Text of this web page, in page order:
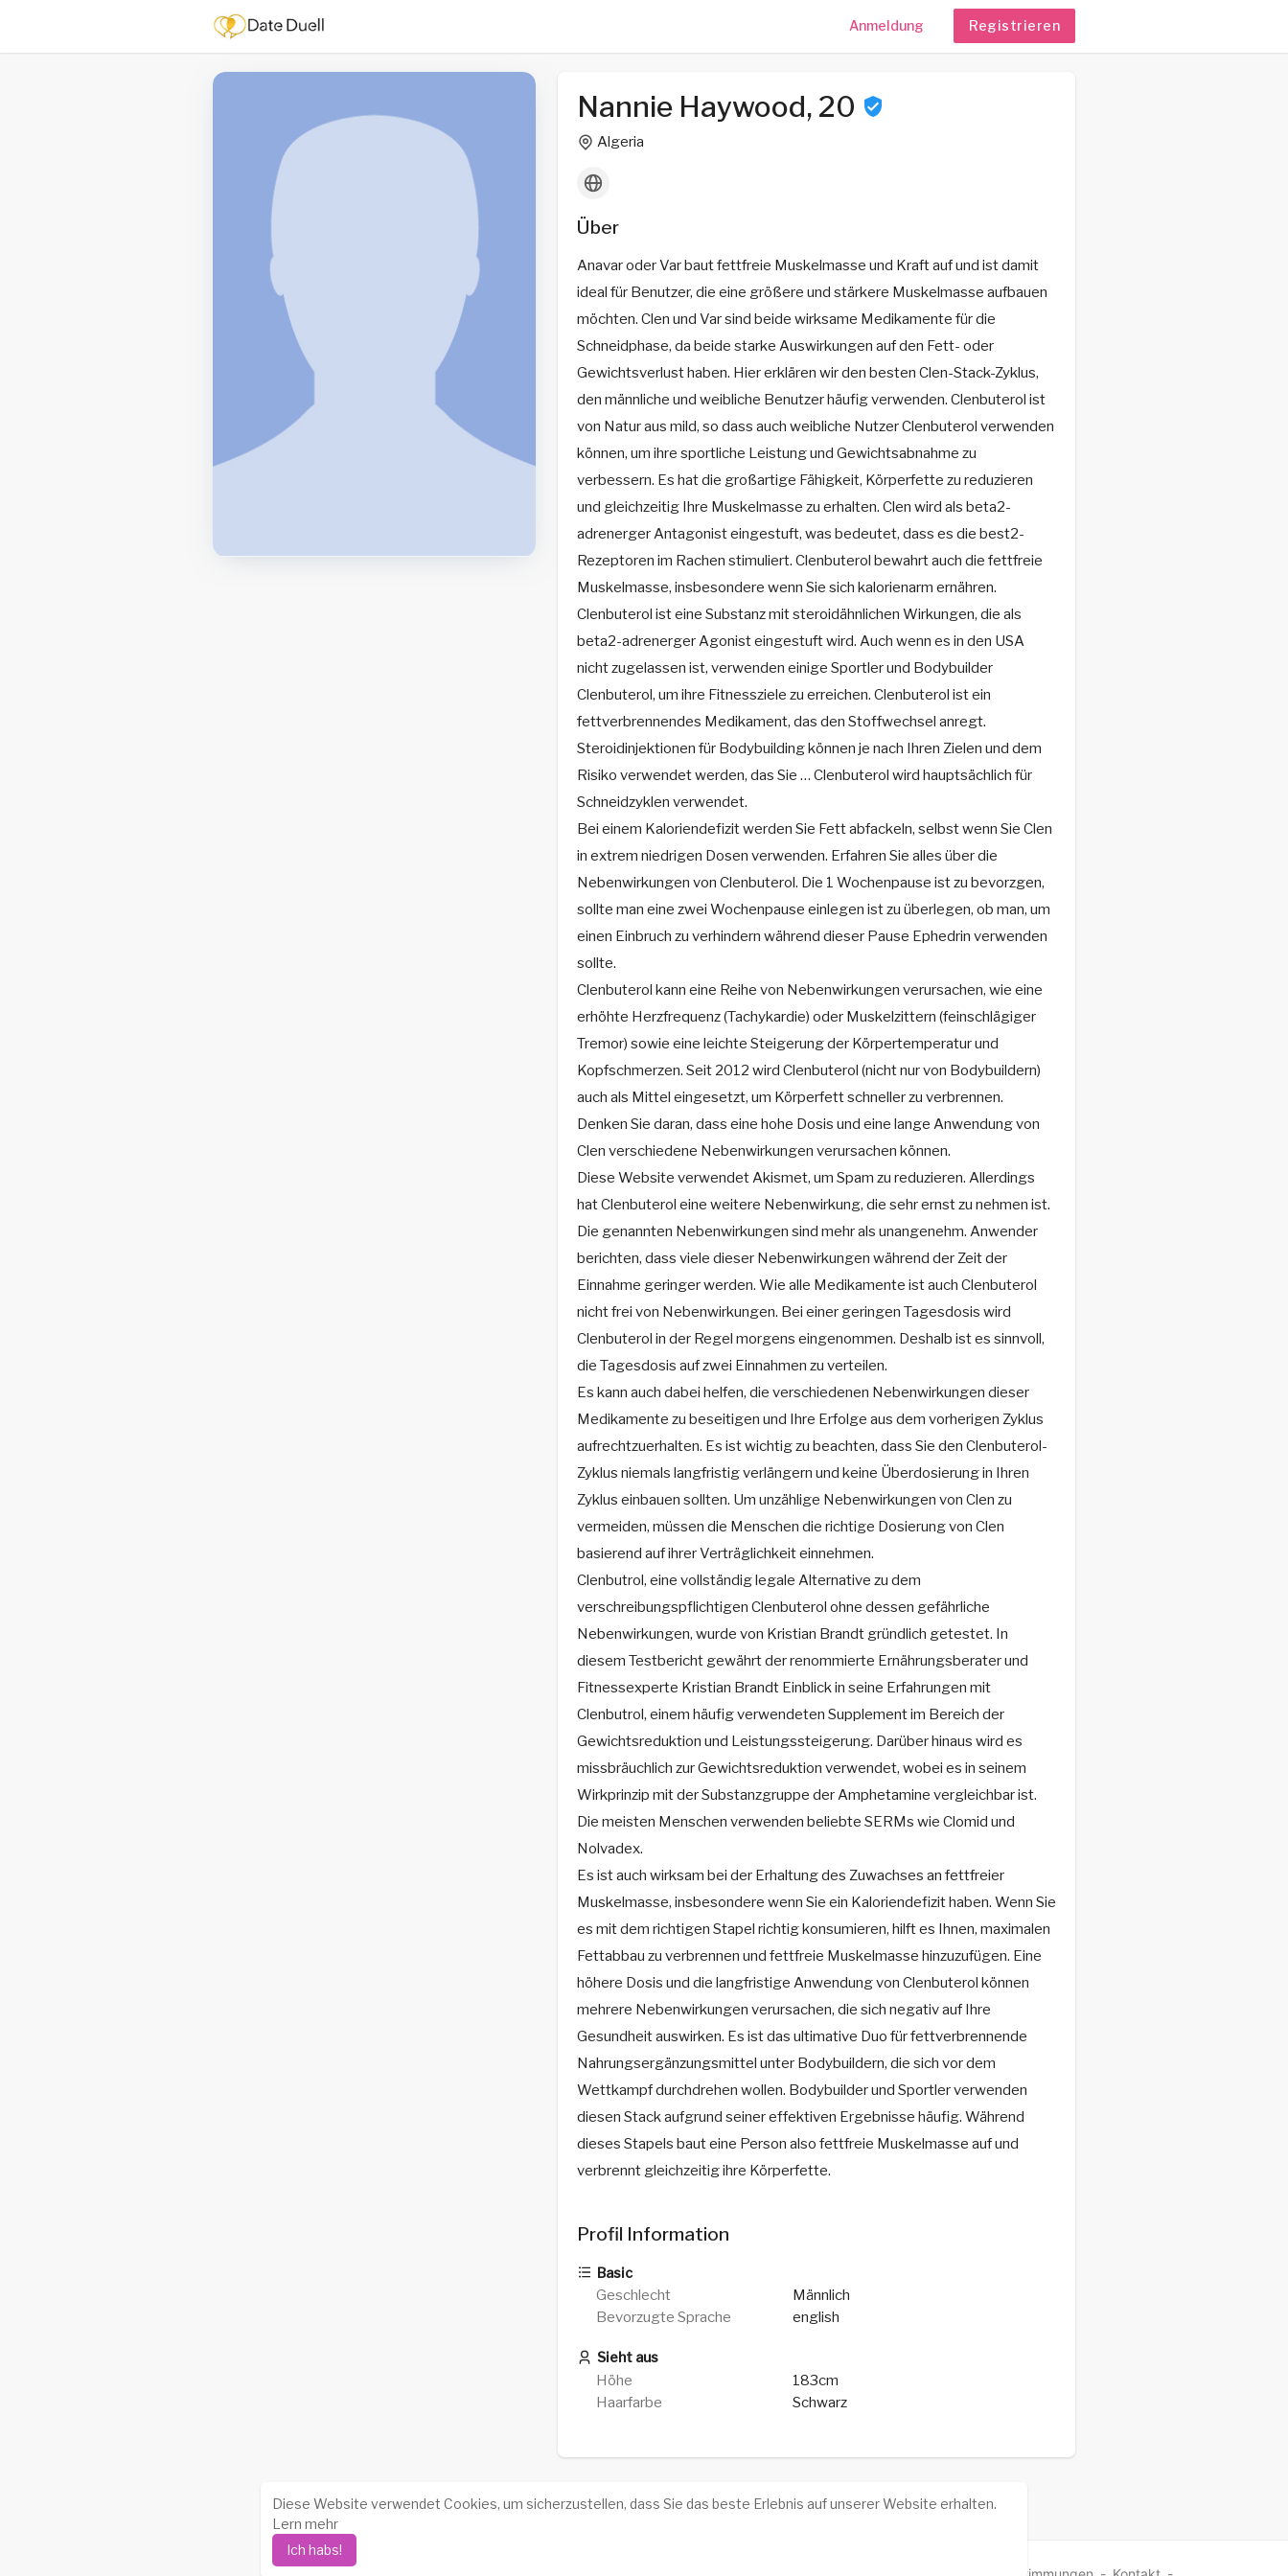
Diese Website verwendet Cookies, um sicherzustellen, dass Sie das beste Erlebnis auf unserer Website erhalten.
Lern mehr
Ich habs!
Anmeldung Registrieren
Nannie Haywood, 20
Algeria
Über
Anavar oder Var baut fettfreie Muskelmasse und Kraft auf und ist damit
ideal für Benutzer, die eine größere und stärkere Muskelmasse aufbauen
möchten. Clen und Var sind beide wirksame Medikamente für die
Schneidphase, da beide starke Auswirkungen auf den Fett- oder
Gewichtsverlust haben. Hier erklären wir den besten Clen-Stack-Zyklus,
den männliche und weibliche Benutzer häufig verwenden. Clenbuterol ist
von Natur aus mild, so dass auch weibliche Nutzer Clenbuterol verwenden
können, um ihre sportliche Leistung und Gewichtsabnahme zu
verbessern. Es hat die großartige Fähigkeit, Körperfette zu reduzieren
und gleichzeitig Ihre Muskelmasse zu erhalten. Clen wird als beta2-
adrenerger Antagonist eingestuft, was bedeutet, dass es die best2-
Rezeptoren im Rachen stimuliert. Clenbuterol bewahrt auch die fettfreie
Muskelmasse, insbesondere wenn Sie sich kalorienarm ernähren.
Clenbuterol ist eine Substanz mit steroidähnlichen Wirkungen, die als
beta2-adrenerger Agonist eingestuft wird. Auch wenn es in den USA
nicht zugelassen ist, verwenden einige Sportler und Bodybuilder
Clenbuterol, um ihre Fitnessziele zu erreichen. Clenbuterol ist ein
fettverbrennendes Medikament, das den Stoffwechsel anregt.
Steroidinjektionen für Bodybuilding können je nach Ihren Zielen und dem
Risiko verwendet werden, das Sie … Clenbuterol wird hauptsächlich für
Schneidzyklen verwendet.
Bei einem Kaloriendefizit werden Sie Fett abfackeln, selbst wenn Sie Clen
in extrem niedrigen Dosen verwenden. Erfahren Sie alles über die
Nebenwirkungen von Clenbuterol. Die 1 Wochenpause ist zu bevorzgen,
sollte man eine zwei Wochenpause einlegen ist zu überlegen, ob man, um
einen Einbruch zu verhindern während dieser Pause Ephedrin verwenden
sollte.
Clenbuterol kann eine Reihe von Nebenwirkungen verursachen, wie eine
erhöhte Herzfrequenz (Tachykardie) oder Muskelzittern (feinschlägiger
Tremor) sowie eine leichte Steigerung der Körpertemperatur und
Kopfschmerzen. Seit 2012 wird Clenbuterol (nicht nur von Bodybuildern)
auch als Mittel eingesetzt, um Körperfett schneller zu verbrennen.
Denken Sie daran, dass eine hohe Dosis und eine lange Anwendung von
Clen verschiedene Nebenwirkungen verursachen können.
Diese Website verwendet Akismet, um Spam zu reduzieren. Allerdings
hat Clenbuterol eine weitere Nebenwirkung, die sehr ernst zu nehmen ist.
Die genannten Nebenwirkungen sind mehr als unangenehm. Anwender
berichten, dass viele dieser Nebenwirkungen während der Zeit der
Einnahme geringer werden. Wie alle Medikamente ist auch Clenbuterol
nicht frei von Nebenwirkungen. Bei einer geringen Tagesdosis wird
Clenbuterol in der Regel morgens eingenommen. Deshalb ist es sinnvoll,
die Tagesdosis auf zwei Einnahmen zu verteilen.
Es kann auch dabei helfen, die verschiedenen Nebenwirkungen dieser
Medikamente zu beseitigen und Ihre Erfolge aus dem vorherigen Zyklus
aufrechtzuerhalten. Es ist wichtig zu beachten, dass Sie den Clenbuterol-
Zyklus niemals langfristig verlängern und keine Überdosierung in Ihren
Zyklus einbauen sollten. Um unzählige Nebenwirkungen von Clen zu
vermeiden, müssen die Menschen die richtige Dosierung von Clen
basierend auf ihrer Verträglichkeit einnehmen.
Clenbutrol, eine vollständig legale Alternative zu dem
verschreibungspflichtigen Clenbuterol ohne dessen gefährliche
Nebenwirkungen, wurde von Kristian Brandt gründlich getestet. In
diesem Testbericht gewährt der renommierte Ernährungsberater und
Fitnessexperte Kristian Brandt Einblick in seine Erfahrungen mit
Clenbutrol, einem häufig verwendeten Supplement im Bereich der
Gewichtsreduktion und Leistungssteigerung. Darüber hinaus wird es
missbräuchlich zur Gewichtsreduktion verwendet, wobei es in seinem
Wirkprinzip mit der Substanzgruppe der Amphetamine vergleichbar ist.
Die meisten Menschen verwenden beliebte SERMs wie Clomid und
Nolvadex.
Es ist auch wirksam bei der Erhaltung des Zuwachses an fettfreier
Muskelmasse, insbesondere wenn Sie ein Kaloriendefizit haben. Wenn Sie
es mit dem richtigen Stapel richtig konsumieren, hilft es Ihnen, maximalen
Fettabbau zu verbrennen und fettfreie Muskelmasse hinzuzufügen. Eine
höhere Dosis und die langfristige Anwendung von Clenbuterol können
mehrere Nebenwirkungen verursachen, die sich negativ auf Ihre
Gesundheit auswirken. Es ist das ultimative Duo für fettverbrennende
Nahrungsergänzungsmittel unter Bodybuildern, die sich vor dem
Wettkampf durchdrehen wollen. Bodybuilder und Sportler verwenden
diesen Stack aufgrund seiner effektiven Ergebnisse häufig. Während
dieses Stapels baut eine Person also fettfreie Muskelmasse auf und
verbrennt gleichzeitig ihre Körperfette.
Profil Information
Basic
Geschlecht
Männlich
Bevorzugte Sprache
english
Sieht aus
Höhe
183cm
Haarfarbe
Schwarz